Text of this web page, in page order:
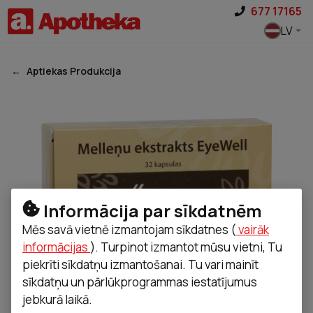
677 17165
LV
Aptiekas Produkcija
Informācija par sīkdatnēm
Mēs savā vietnē izmantojam sīkdatnes (vairāk
informācijas ). Turpinot izmantot mūsu vietni, Tu
piekrīti sīkdatņu izmantošanai. Tu vari mainīt
sīkdatņu un pārlūkprogrammas iestatījumus
jebkurā laikā.